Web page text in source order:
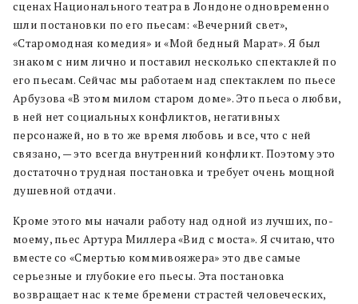
сценах Национального театра в Лондоне одновременно
шли постановки по его пьесам: «Вечерний свет»,
«Старомодная комедия» и «Мой бедный Марат». Я был
знаком с ним лично и поставил несколько спектаклей по
его пьесам. Сейчас мы работаем над спектаклем по пьесе
Арбузова «В этом милом старом доме». Это пьеса о любви,
в ней нет социальных конфликтов, негативных
персонажей, но в то же время любовь и все, что с ней
связано, — это всегда внутренний конфликт. Поэтому это
достаточно трудная постановка и требует очень мощной
душевной отдачи.
Кроме этого мы начали работу над одной из лучших, по-
моему, пьес Артура Миллера «Вид с моста». Я считаю, что
вместе со «Смертью коммивояжера» это две самые
серьезные и глубокие его пьесы. Эта постановка
возвращает нас к теме бремени страстей человеческих,